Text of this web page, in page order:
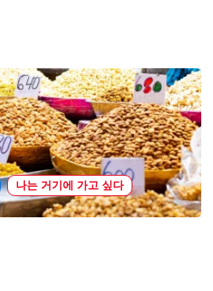
나는 거기에 가고 싶다